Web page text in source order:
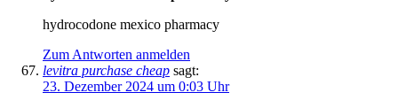
hydrocodone mexico pharmacy
Zum Antworten anmelden
levitra purchase cheap sagt:
23. Dezember 2024 um 0:03 Uhr